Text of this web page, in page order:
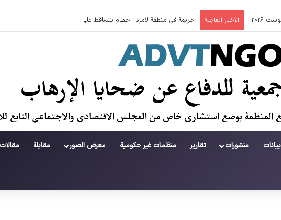
الأخبار العاجلة جريمة في منطقة لامرد ؛ حطام يتساقط على حياة لاعبي كرة قدم شباب
بيانات منشورات تقارير منظمات غير حكومية معرض الصور مقابلة مقالات